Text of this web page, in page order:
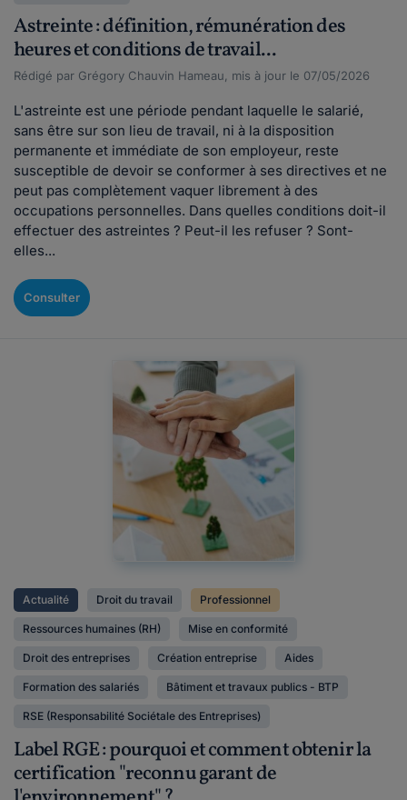
Astreinte : définition, rémunération des
heures et conditions de travail...
Rédigé par Grégory Chauvin Hameau, mis à jour le 07/05/2026
L'astreinte est une période pendant laquelle le salarié,
sans être sur son lieu de travail, ni à la disposition
permanente et immédiate de son employeur, reste
susceptible de devoir se conformer à ses directives et ne
peut pas complètement vaquer librement à des
occupations personnelles. Dans quelles conditions doit-il
effectuer des astreintes ? Peut-il les refuser ? Sont-
elles...
Consulter
Actualité Droit du travail Professionnel
Ressources humaines (RH) Mise en conformité
Droit des entreprises Création entreprise Aides
Formation des salariés Bâtiment et travaux publics - BTP
RSE (Responsabilité Sociétale des Entreprises)
Label RGE : pourquoi et comment obtenir la
certification "reconnu garant de